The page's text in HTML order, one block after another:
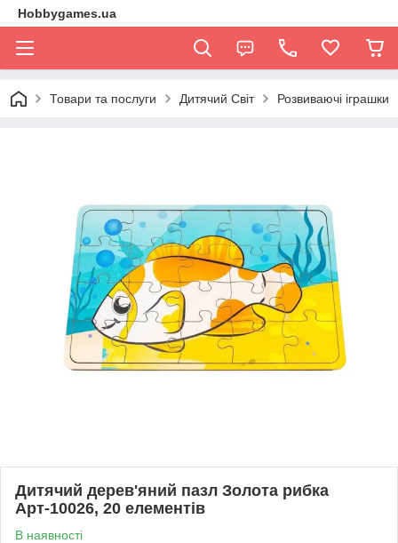
Hobbygames.ua
Товари та послуги Дитячий Світ Розвиваючі іграшки
Дитячий дерев'яний пазл Золота рибка
Арт-10026, 20 елементів
В наявності